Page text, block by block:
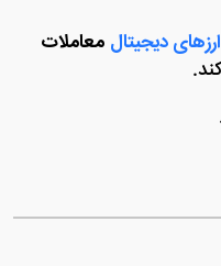
ارزهای دیجیتال معاملات